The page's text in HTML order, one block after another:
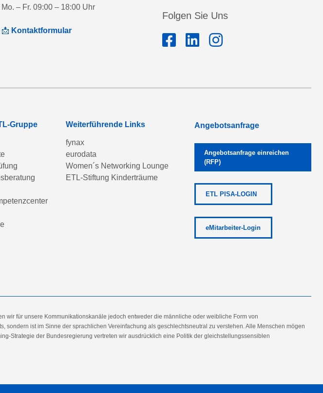
Mo. – Fr. 09:00 – 18:00 Uhr
📩 Kontaktformular
Folgen Sie Uns
Gruppe Weiterführende Links
fynax
eurodata
Women´s Networking Lounge
ETL-Stiftung Kinderträume
Angebotsanfrage
Angebotsanfrage einreichen
(RFP)
ETL PISA-LOGIN
eMitarbeiter-Login
für unsere Kommunikationskanäle jedoch entweder die männliche oder weibliche Form von
ist im Sinne der sprachlichen Vereinfachung als geschlechtsneutral zu verstehen. Alle Menschen mögen
Strategie der Bundesregierung vertreten wir ausdrücklich eine Politik der gleichstellungssensiblen